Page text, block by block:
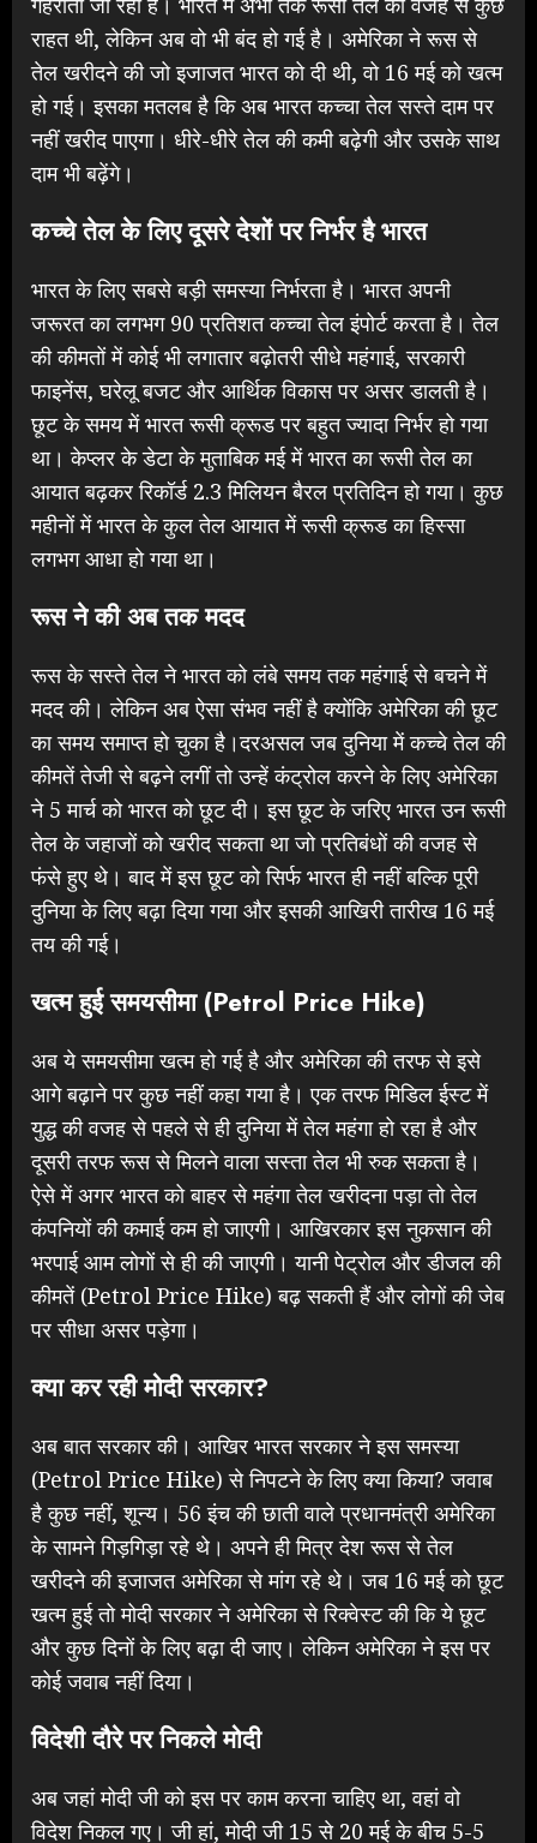
राहत थी, लेकिन अब वो भी बंद हो गई है। अमेरिका ने रूस से
तेल खरीदने की जो इजाजत भारत को दी थी, वो 16 मई को खत्म
हो गई। इसका मतलब है कि अब भारत कच्चा तेल सस्ते दाम पर
नहीं खरीद पाएगा। धीरे-धीरे तेल की कमी बढ़ेगी और उसके साथ
दाम भी बढ़ेंगे।
कच्चे तेल के लिए दूसरे देशों पर निर्भर है भारत
भारत के लिए सबसे बड़ी समस्या निर्भरता है। भारत अपनी
जरूरत का लगभग 90 प्रतिशत कच्चा तेल इंपोर्ट करता है। तेल
की कीमतों में कोई भी लगातार बढ़ोतरी सीधे महंगाई, सरकारी
फाइनेंस, घरेलू बजट और आर्थिक विकास पर असर डालती है।
छूट के समय में भारत रूसी क्रूड पर बहुत ज्यादा निर्भर हो गया
था। केप्लर के डेटा के मुताबिक मई में भारत का रूसी तेल का
आयात बढ़कर रिकॉर्ड 2.3 मिलियन बैरल प्रतिदिन हो गया। कुछ
महीनों में भारत के कुल तेल आयात में रूसी क्रूड का हिस्सा
लगभग आधा हो गया था।
रूस ने की अब तक मदद
रूस के सस्ते तेल ने भारत को लंबे समय तक महंगाई से बचने में
मदद की। लेकिन अब ऐसा संभव नहीं है क्योंकि अमेरिका की छूट
का समय समाप्त हो चुका है।दरअसल जब दुनिया में कच्चे तेल की
कीमतें तेजी से बढ़ने लगीं तो उन्हें कंट्रोल करने के लिए अमेरिका
ने 5 मार्च को भारत को छूट दी। इस छूट के जरिए भारत उन रूसी
तेल के जहाजों को खरीद सकता था जो प्रतिबंधों की वजह से
फंसे हुए थे। बाद में इस छूट को सिर्फ भारत ही नहीं बल्कि पूरी
दुनिया के लिए बढ़ा दिया गया और इसकी आखिरी तारीख 16 मई
तय की गई।
खत्म हुई समयसीमा (Petrol Price Hike)
अब ये समयसीमा खत्म हो गई है और अमेरिका की तरफ से इसे
आगे बढ़ाने पर कुछ नहीं कहा गया है। एक तरफ मिडिल ईस्ट में
युद्ध की वजह से पहले से ही दुनिया में तेल महंगा हो रहा है और
दूसरी तरफ रूस से मिलने वाला सस्ता तेल भी रुक सकता है।
ऐसे में अगर भारत को बाहर से महंगा तेल खरीदना पड़ा तो तेल
कंपनियों की कमाई कम हो जाएगी। आखिरकार इस नुकसान की
भरपाई आम लोगों से ही की जाएगी। यानी पेट्रोल और डीजल की
कीमतें (Petrol Price Hike) बढ़ सकती हैं और लोगों की जेब
पर सीधा असर पड़ेगा।
क्या कर रही मोदी सरकार?
अब बात सरकार की। आखिर भारत सरकार ने इस समस्या
(Petrol Price Hike) से निपटने के लिए क्या किया? जवाब
है कुछ नहीं, शून्य। 56 इंच की छाती वाले प्रधानमंत्री अमेरिका
के सामने गिड़गिड़ा रहे थे। अपने ही मित्र देश रूस से तेल
खरीदने की इजाजत अमेरिका से मांग रहे थे। जब 16 मई को छूट
खत्म हुई तो मोदी सरकार ने अमेरिका से रिक्वेस्ट की कि ये छूट
और कुछ दिनों के लिए बढ़ा दी जाए। लेकिन अमेरिका ने इस पर
कोई जवाब नहीं दिया।
विदेशी दौरे पर निकले मोदी
अब जहां मोदी जी को इस पर काम करना चाहिए था, वहां वो
विदेश निकल गए। जी हां, मोदी जी 15 से 20 मई के बीच 5-5